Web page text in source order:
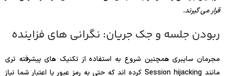
قرار می گیرند.
ربودن جلسه و جک جریان: نگرانی های فزاینده
مجرمان سایبری همچنین شروع به استفاده از تکنیک های پیشرفته تری
مانند Session hijacking کرده اند که حتی به رمز عبور یا اعتبار شما نیاز